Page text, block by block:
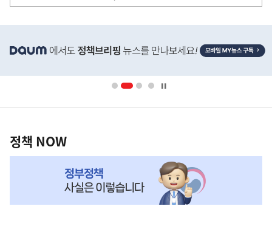
단
영
책
NOW,
정책 NOW